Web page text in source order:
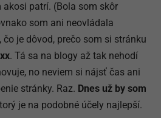
patrí. (Bola som skôr
som ani neovládala
je dôvod, prečo som si stránku
. Tá sa na blogy až tak nehodí
no neviem si nájsť čas ani
stránky. Raz. Dnes už by som
je na podobné účely najlepší.